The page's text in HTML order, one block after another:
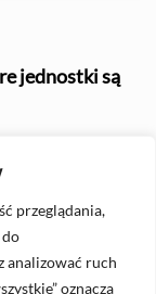
przeglądania,
analizować ruch
oznacza
jednostki są
na silnik